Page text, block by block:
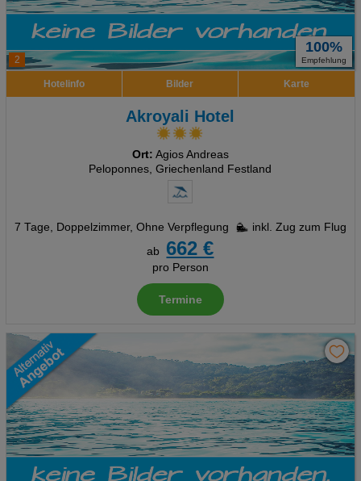
2
100%
Empfehlung
Hotelinfo Bilder Karte
Akroyali Hotel
Ort: Agios Andreas
Peloponnes, Griechenland Festland
7 Tage, Doppelzimmer, Ohne Verpflegung
inkl. Zug zum Flug
ab
662 €
pro Person
Termine